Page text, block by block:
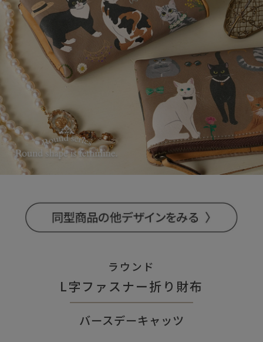
ラウンド
L字ファスナー折り財布
バースデーキャッツ